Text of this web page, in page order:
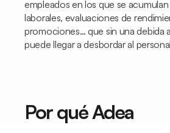
empleados en los que se
laborales, evaluaciones de
promociones… que sin una debida
puede llegar a desbordar al
Por qué Adea